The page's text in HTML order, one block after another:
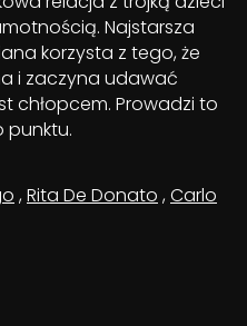
Najstarsza
korzysta z tego, że
i zaczyna udawać
chłopcem. Prowadzi to
punktu.
,Rita De Donato ,Carlo